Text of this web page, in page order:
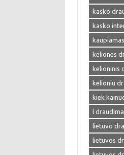
kasko
kasko
keliones
kelioninis
kelioniu
kiek
l
lietuvo
lietuvos